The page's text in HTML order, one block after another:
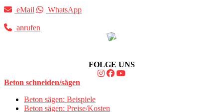
eMail WhatsApp
anrufen
FOLGE UNS
Beton schneiden/sägen
Beton sägen: Beispiele
Beton sägen: Preise/Kosten